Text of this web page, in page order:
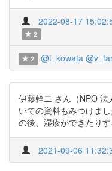
2022-08-17
2
2 @t_kowata
伊藤幹二 さん（NPO
いての資料もみつけま
の後、湿疹ができたり
2021-09-06